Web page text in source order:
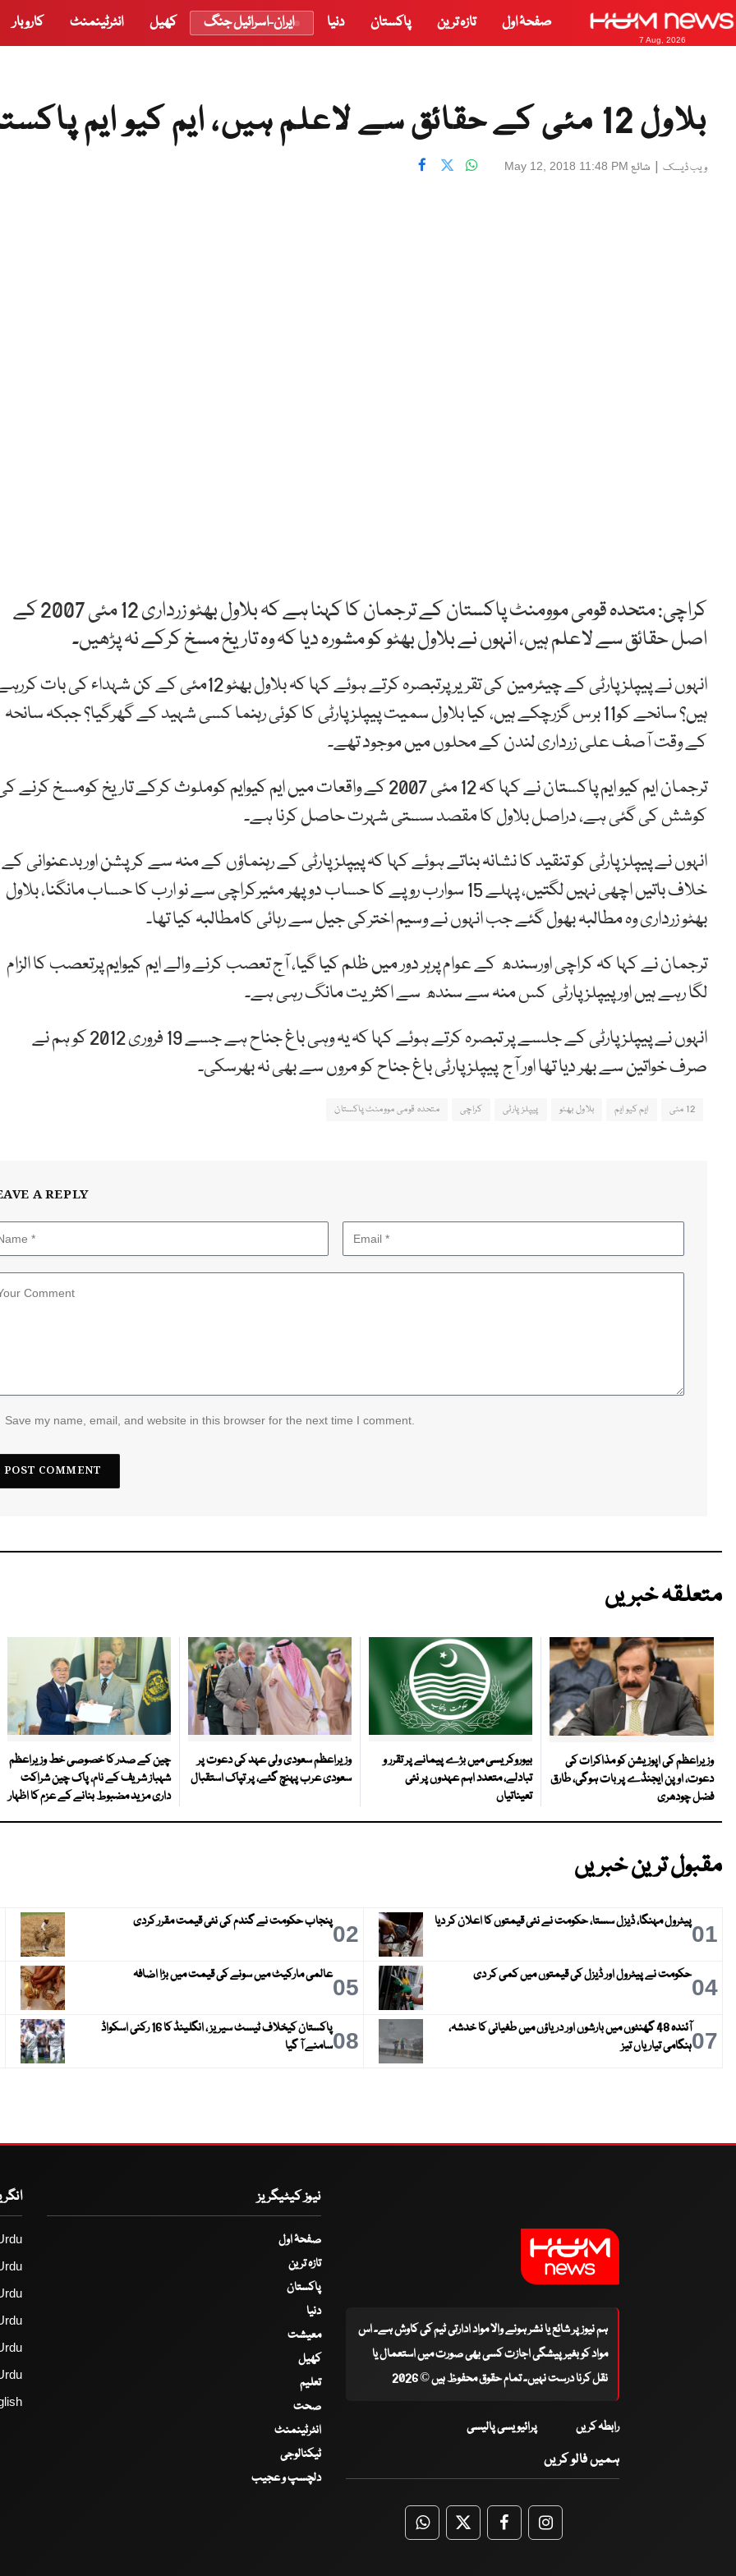
7 Aug, 2026
صفحۂ اول تازہ ترین پاکستان دنیا ایران-اسرائیل جنگ کھیل انٹرٹینمنٹ کاروبار
بلاول 12 مئی کے حقائق سے لاعلم ہیں، ایم کیو ایم پاکستان
ویب ڈیسک | شائع May 12, 2018 11:48 PM
کراچی: متحدہ قومی موومنٹ پاکستان کے ترجمان کا کہنا ہے کہ بلاول بھٹو زرداری 12 مئی 2007 کے
اصل حقائق سے لاعلم ہیں، انہوں نے بلاول بھٹو کو مشورہ دیا کہ وہ تاریخ مسخ کرکے نہ پڑھیں۔
انہوں نے پیپلزپارٹی کے چیئرمین کی تقریرپرتبصرہ کرتے ہوئے کہا کہ بلاول بھٹو 12مئی کے کن شہداء کی بات
ہیں؟ سانحے کو11 برس گزرچکے ہیں، کیا بلاول سمیت پیپلزپارٹی کا کوئی رہنما کسی شہید کے گھرگیا؟ جبکہ سانحہ
کے وقت آصف علی زرداری لندن کے محلوں میں موجود تھے۔
ترجمان ایم کیو ایم پاکستان نے کہا کہ 12 مئی 2007 کے واقعات میں ایم کیوایم کوملوث کرکے تاریخ کومسخ کرنے
کوشش کی گئی ہے، دراصل بلاول کا مقصد سستی شہرت حاصل کرنا ہے۔
انہوں نے پیپلز پارٹی کو تنقید کا نشانہ بناتے ہوئے کہا کہ پیپلزپارٹی کے رہنماؤں کے منہ سے کرپشن اوربدعنوانی کے
خلاف باتیں اچھی نہیں لگتیں، پہلے 15 سوارب روپے کا حساب دو پھر مئیرکراچی سے نو ارب کا حساب مانگنا، بلاول
بھٹو زرداری وہ مطالبہ بھول گئے جب انہوں نے وسیم اخترکی جیل سے رہائی کامطالبہ کیا تھا۔
ترجمان نے کہا کہ کراچی اورسندھ کے عوام پرہر دور میں ظلم کیا گیا، آج تعصب کرنے والے ایم کیوایم پرتعصب کا الزام
لگا رہے ہیں اور پیپلز پارٹی کس منہ سے سندھ سے اکثریت مانگ رہی ہے۔
انہوں نے پیپلز پارٹی کے جلسے پر تبصرہ کرتے ہوئے کہا کہ یہ وہی باغ جناح ہے جسے 19 فروری 2012 کو ہم نے
صرف خواتین سے بھر دیا تھا اور آج پیپلزپارٹی باغ جناح کو مروں سے بھی نہ بھرسکی۔
12 مئی ایم کیو ایم بلاول بھٹو پیپلزپارٹی کراچی متحدہ قومی موومنٹ پاکستان
A REPLY
Save my name, email, and website in this browser for the next time I comment.
متعلقہ خبریں
وزیراعظم کی اپوزیشن کو مذاکرات کی
دعوت، اوپن ایجنڈے پر بات ہوگی، طارق
فضل چودھری
بیوروکریسی میں بڑے پیمانے پر تقرر و
تبادلے، متعدد اہم عہدوں پر نئی
تعیناتیاں
وزیراعظم سعودی ولی عہد کی دعوت پر
سعودی عرب پہنچ گئے، پر تپاک استقبال
چین کے صدر کا خصوصی خط وزیراعظم
شہباز شریف کے نام، پاک چین شراکت
داری مزید مضبوط بنانے کے عزم کا اظہار
مقبول ترین خبریں
01پیٹرول مہنگا، ڈیزل سستا، حکومت نے نئی قیمتوں کا اعلان کر دیا 02پنجاب حکومت نے گندم کی نئی قیمت مقرر کردی
04حکومت نے پیٹرول اور ڈیزل کی قیمتوں میں کمی کر دی 05عالمی مارکیٹ میں سونے کی قیمت میں بڑا اضافہ
07
آئندہ 48 گھنٹوں میں بارشوں اور دریاؤں میں طغیانی کا خدشہ،
ہنگامی تیاریاں تیز
08
پاکستان کیخلاف ٹیسٹ سیریز ، انگلینڈ کا 16 رکنی اسکواڈ
سامنے آ گیا
ہم نیوز پر شائع یا نشر ہونے والا مواد ادارتی ٹیم کی کاوش ہے۔ اس
مواد کو بغیر پیشگی اجازت کسی بھی صورت میں استعمال یا
نقل کرنا درست نہیں۔ تمام حقوق محفوظ ہیں © 2026
رابطہ کریں پرائیویسی پالیسی
ہمیں فالو کریں
WhatsApp
TwitterFacebookFacebook
نیوز کیٹیگریز
صفحۂ اول
تازہ ترین
پاکستان
دنیا
معیشت
کھیل
تعلیم
صحت
انٹرٹینمنٹ
ٹیکنالوجی
دلچسپ و عجیب